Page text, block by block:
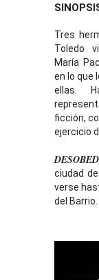
Tres
Toledo
María
en lo que
ellas.
ficción,
ejercicio
ciudad
verse
del Barrio.